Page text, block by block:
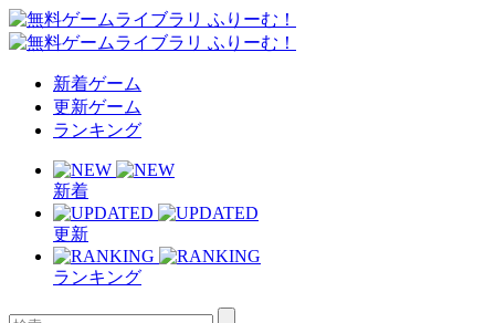
新着ゲーム
更新ゲーム
ランキング
新着
更新
ランキング